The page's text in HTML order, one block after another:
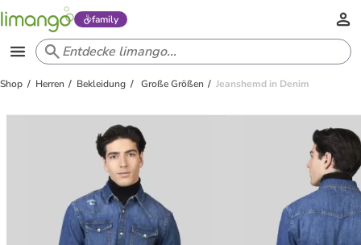
family
Shop Herren Bekleidung Große Größen Jeanshemd in Denim